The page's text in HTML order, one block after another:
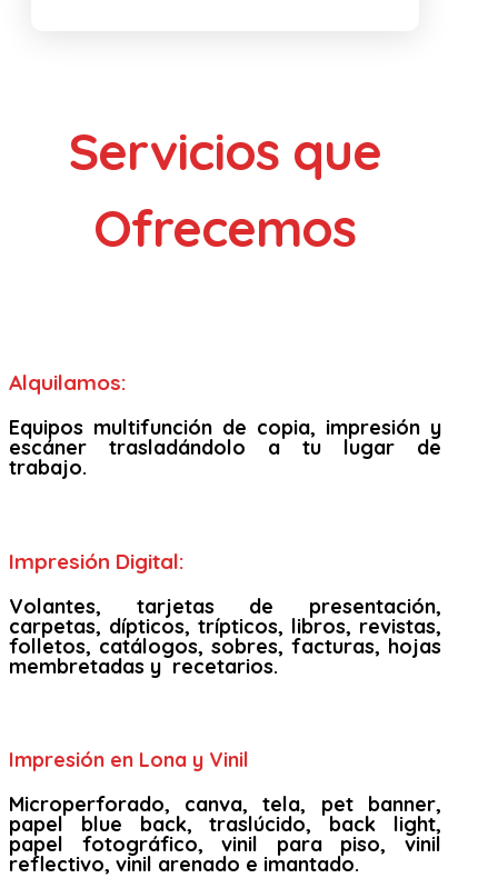
Servicios que
Ofrecemos
Alquilamos:
Equipos multifunción de copia, impresión y
escáner trasladándolo a tu lugar de
trabajo.
Impresión Digital:
Volantes, tarjetas de presentación,
carpetas, dípticos, trípticos, libros, revistas,
folletos, catálogos, sobres, facturas, hojas
membretadas y recetarios.
Impresión en Lona y Vinil
Microperforado, canva, tela, pet banner,
papel blue back, traslúcido, back light,
papel fotográfico, vinil para piso, vinil
reflectivo, vinil arenado e imantado.